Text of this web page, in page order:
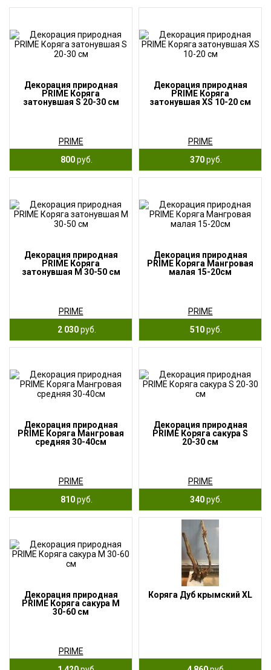
Декорация природная
PRIME Коряга
затонувшая S 20-30 см
PRIME
800руб.
Декорация природная
PRIME Коряга
затонувшая XS 10-20 см
PRIME
370руб.
Декорация природная
PRIME Коряга
затонувшая М 30-50 см
PRIME
2 030руб.
Декорация природная
PRIME Коряга Мангровая
малая 15-20см
PRIME
510руб.
Декорация природная
PRIME Коряга Мангровая
средняя 30-40см
PRIME
810руб.
Декорация природная
PRIME Коряга сакура S
20-30 см
PRIME
340руб.
Декорация природная
PRIME Коряга сакура М
30-60 см
PRIME
Коряга Дуб крымский XL